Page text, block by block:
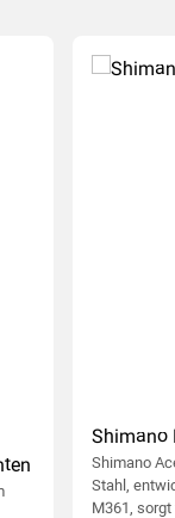
Shimano
Shimano
Stahl,
M361,